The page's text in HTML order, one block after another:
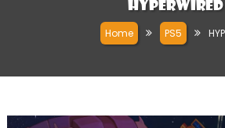
HYPERWIRED
Home PS5